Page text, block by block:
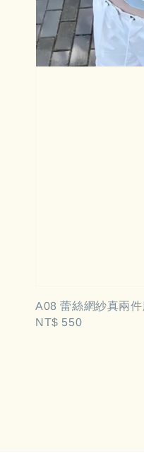
A08 蕾絲網紗真兩
Regular
NT$ 550